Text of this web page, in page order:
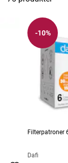
-10%
Filterpatroner
Dafi